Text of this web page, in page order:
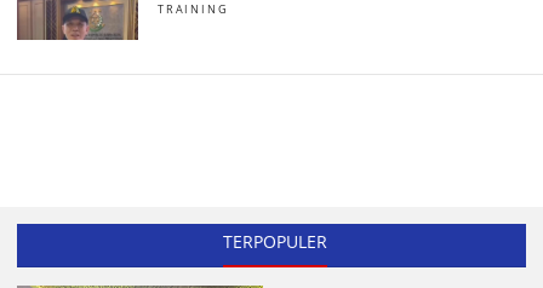
TRAINING
TERPOPULER